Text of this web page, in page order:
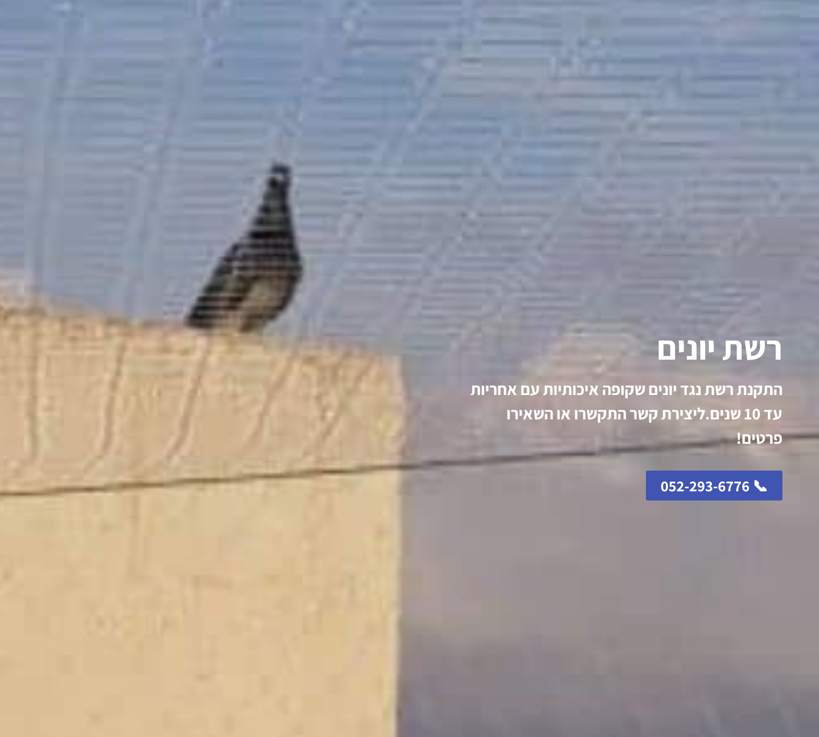
רשת יונים
התקנת רשת נגד יונים שקופה איכותיות עם אחריות
עד 10 שנים.ליצירת קשר התקשרו או השאירו
פרטים!
📞 052-293-6776